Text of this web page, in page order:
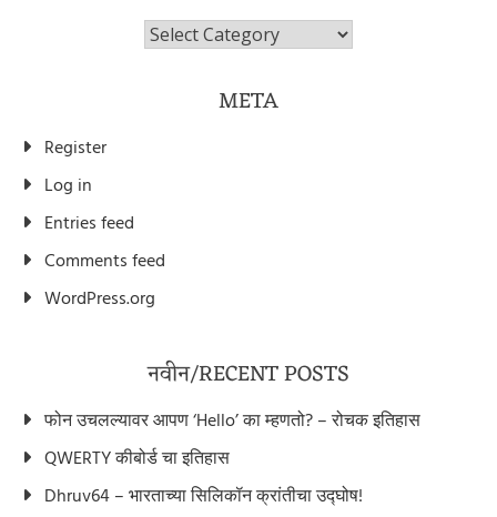
विभाग/Categories
META
Register
Log in
Entries feed
Comments feed
WordPress.org
नवीन/RECENT POSTS
फोन उचलल्यावर आपण ‘Hello’ का म्हणतो? – रोचक इतिहास
QWERTY कीबोर्ड चा इतिहास
Dhruv64 – भारताच्या सिलिकॉन क्रांतीचा उद्घोष!